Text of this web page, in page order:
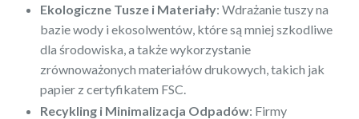
Ekologiczne Tusze i Materiały: Wdrażanie tuszy na
bazie wody i ekosolwentów, które są mniej szkodliwe
dla środowiska, a także wykorzystanie
zrównoważonych materiałów drukowych, takich jak
papier z certyfikatem FSC.
Recykling i Minimalizacja Odpadów: Firmy